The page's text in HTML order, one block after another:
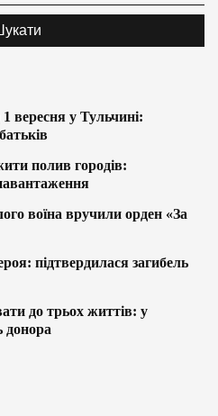
вересня у Тульчині:
полив городів:
воїна вручили орден «За
підтвердилася загибель
до трьох життів: у
донора